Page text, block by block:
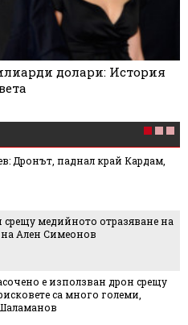
долари: История
Дронът, паднал край Кардам,
медийното отразяване на
Ален Симеонов
е използван дрон срещу
са много големи,